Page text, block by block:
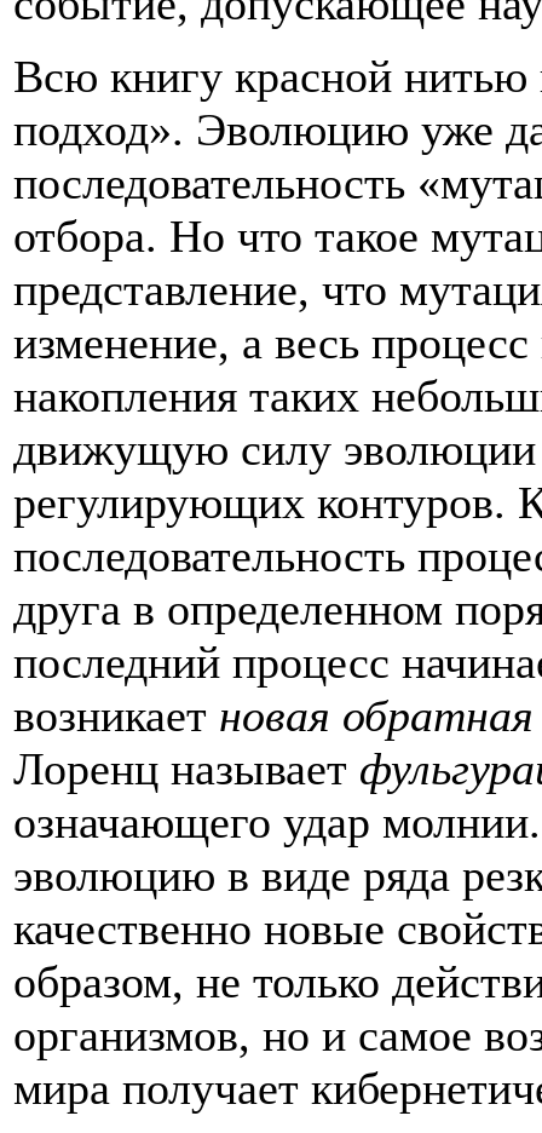
Всю книгу красной нитью
подход». Эволюцию уже
последовательность
отбора. Но что такое
представление, что
изменение, а весь
накопления таких
движущую силу эволюции
регулирующих контуров.
последовательность
друга в определенном
последний процесс
возникает новая обратная
Лоренц называет
означающего удар
эволюцию в виде ряда
качественно новые
образом, не только
организмов, но и самое
мира получает